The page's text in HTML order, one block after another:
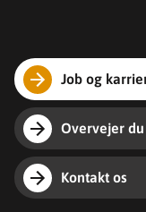
Job og
Overvejer
Kontakt os